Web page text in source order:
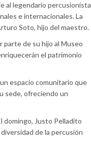
al legendario percusionista
e internacionales. La
Soto, hijo del maestro.
parte de su hijo al Museo
el patrimonio
espacio comunitario que
sede, ofreciendo un
domingo, Justo Pelladito
de la percusión